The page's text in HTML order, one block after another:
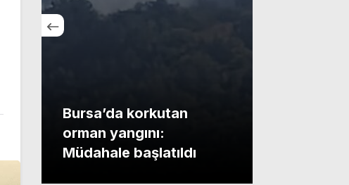
Bursa’da korkutan
orman yangını:
Müdahale başlatıldı